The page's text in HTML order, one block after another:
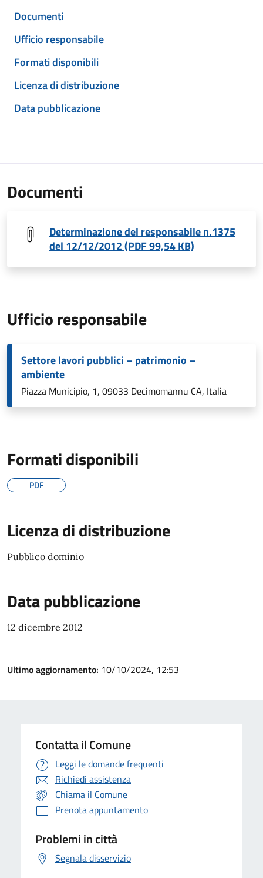
Documenti
Ufficio responsabile
Formati disponibili
Licenza di distribuzione
Data pubblicazione
Documenti
Determinazione del responsabile n.1375
del 12/12/2012 (PDF 99,54 KB)
Ufficio responsabile
Settore lavori pubblici – patrimonio –
ambiente
Piazza Municipio, 1, 09033 Decimomannu CA, Italia
Formati disponibili
PDF
Licenza di distribuzione
Pubblico dominio
Data pubblicazione
12 dicembre 2012
Ultimo aggiornamento: 10/10/2024, 12:53
Contatta il Comune
Leggi le domande frequenti
Richiedi assistenza
Chiama il Comune
Prenota appuntamento
Problemi in città
Segnala disservizio